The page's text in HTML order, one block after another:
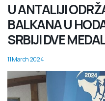
U ANTALIJI
BALKANA U
SRBIJI DVE
11 March 2024